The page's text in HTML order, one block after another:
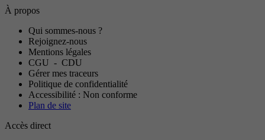
À propos
Qui sommes-nous ?
Rejoignez-nous
Mentions légales
CGU - CDU
Gérer mes traceurs
Politique de confidentialité
Accessibilité : Non conforme
Plan de site
Accès direct